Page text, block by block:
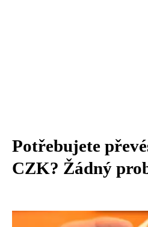
Potřebujete
CZK? Žádný